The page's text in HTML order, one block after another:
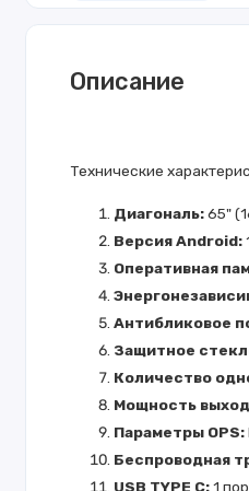
Описание
Технические
Диагональ:65"
Версия Android:
Оперативная
Антибликовое
Защитное
Количество
Мощность
Параметры OPS:
Беспроводная
USB TYPE C:1